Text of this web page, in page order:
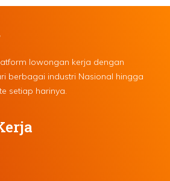
lowongan kerja dengan
berbagai industri Nasional hingga
setiap harinya.